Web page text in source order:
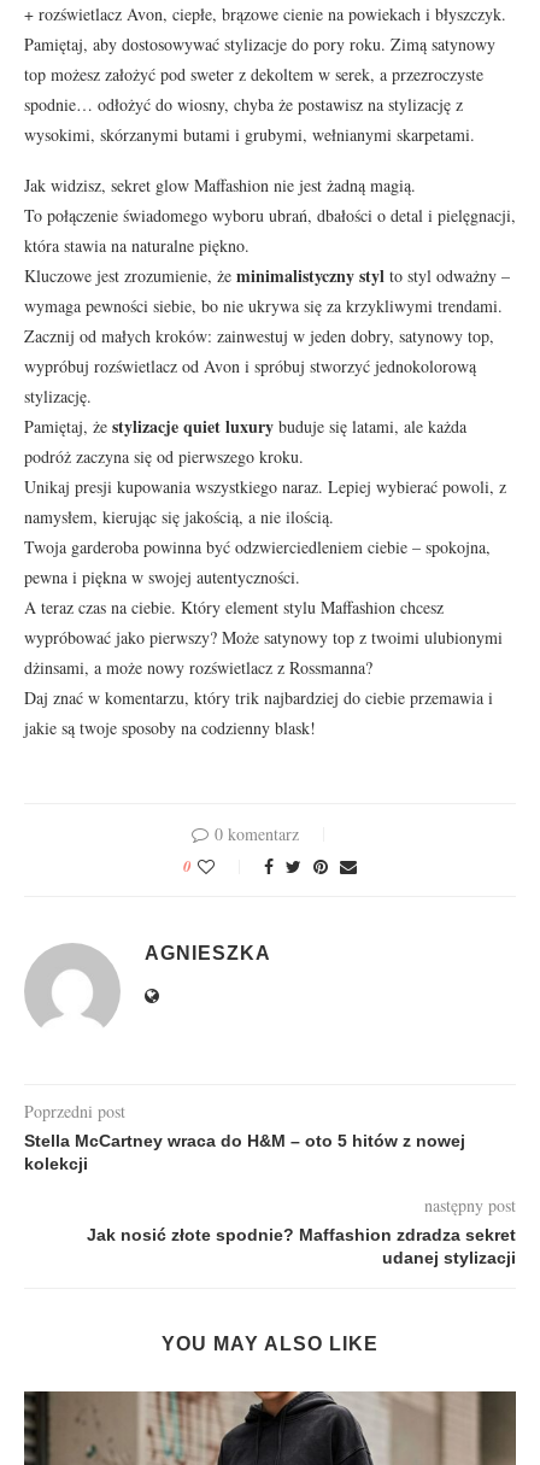
+ rozświetlacz Avon, ciepłe, brązowe cienie na powiekach i błyszczyk.
Pamiętaj, aby dostosowywać stylizacje do pory roku. Zimą satynowy
top możesz założyć pod sweter z dekoltem w serek, a przezroczyste
spodnie… odłożyć do wiosny, chyba że postawisz na stylizację z
wysokimi, skórzanymi butami i grubymi, wełnianymi skarpetami.
Jak widzisz, sekret glow Maffashion nie jest żadną magią.
To połączenie świadomego wyboru ubrań, dbałości o detal i pielęgnacji,
która stawia na naturalne piękno.
Kluczowe jest zrozumienie, że minimalistyczny styl to styl odważny –
wymaga pewności siebie, bo nie ukrywa się za krzykliwymi trendami.
Zacznij od małych kroków: zainwestuj w jeden dobry, satynowy top,
wypróbuj rozświetlacz od Avon i spróbuj stworzyć jednokolorową
stylizację.
Pamiętaj, że stylizacje quiet luxury buduje się latami, ale każda
podróż zaczyna się od pierwszego kroku.
Unikaj presji kupowania wszystkiego naraz. Lepiej wybierać powoli, z
namysłem, kierując się jakością, a nie ilością.
Twoja garderoba powinna być odzwierciedleniem ciebie – spokojna,
pewna i piękna w swojej autentyczności.
A teraz czas na ciebie. Który element stylu Maffashion chcesz
wypróbować jako pierwszy? Może satynowy top z twoimi ulubionymi
dżinsami, a może nowy rozświetlacz z Rossmanna?
Daj znać w komentarzu, który trik najbardziej do ciebie przemawia i
jakie są twoje sposoby na codzienny blask!
0 komentarz
0
AGNIESZKA
Poprzedni post
Stella McCartney wraca do H&M – oto 5 hitów z nowej
kolekcji
następny post
Jak nosić złote spodnie? Maffashion zdradza sekret
udanej stylizacji
YOU MAY ALSO LIKE